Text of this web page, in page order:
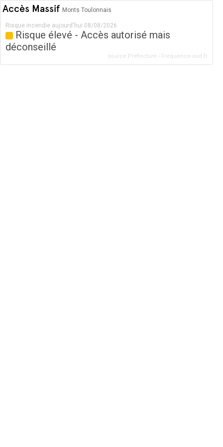
Accès Massif Monts Toulonnais
Risque incendie aujourd'hui 08/08/2026
Risque élevé - Accès autorisé mais
déconseillé
source Préfecture - Frequence-sud.fr